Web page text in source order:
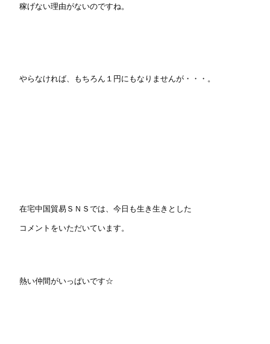
稼げない理由がないのですね。
やらなければ、もちろん１円にもなりませんが・・・。
在宅中国貿易ＳＮＳでは、今日も生き生きとした
コメントをいただいています。
熱い仲間がいっぱいです☆